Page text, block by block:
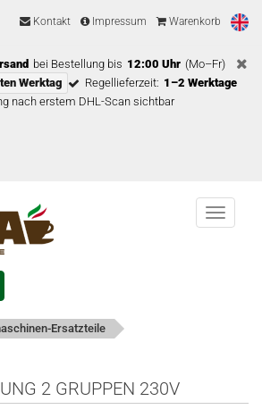
Kontakt Impressum Warenkorb
bei Bestellung bis 12:00 Uhr (Mo–Fr)
Werktag
Regellieferzeit: 1–2 Werktage
nach erstem DHL-Scan sichtbar
Menu
Ersatzteile
2 GRUPPEN 230V